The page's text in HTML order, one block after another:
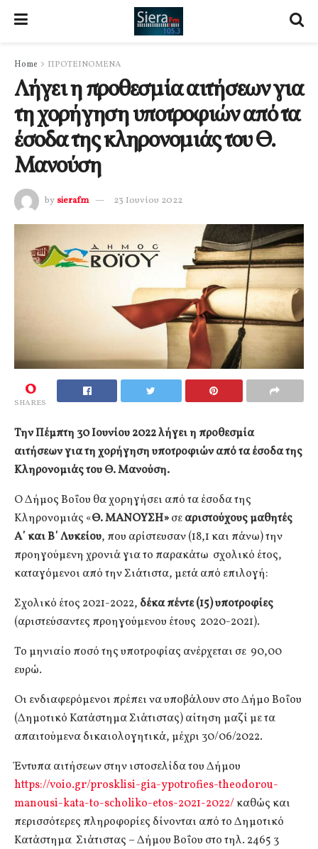
Home ΠΡΟΤΕΙΝΟΜΕΝΑ
Λήγει η προθεσμία αιτήσεων για
τη χορήγηση υποτροφιών από τα
έσοδα της κληρονομιάς του Θ.
Μανούση
by sierafm 23 Ιουνίου 2022
0
SHARES
Την Πέμπτη 30 Ιουνίου 2022 λήγει η προθεσμία
αιτήσεων για τη χορήγηση υποτροφιών από τα έσοδα της
Κληρονομιάς του Θ. Μανούση.
Ο Δήμος Βοΐου θα χορηγήσει από τα έσοδα της
Κληρονομιάς «Θ. ΜΑΝΟΥΣΗ»σεαριστούχους μαθητές
Α΄ και Β΄ Λυκείου, που αρίστευσαν (18,1 και πάνω) την
προηγούμενη χρονιά για το παρακάτω σχολικό έτος,
καταγόμενοι από την Σιάτιστα, μετά από επιλογή:
Σχολικό έτος 2021-2022, δέκα πέντε (15) υποτροφίες
(αριστεύσαντες προηγούμενου έτους 2020-2021).
Το μηνιαίο ποσό της υποτροφίας ανέρχεται σε 90,00
ευρώ.
Οι ενδιαφερόμενοι πρέπει να υποβάλουν στο Δήμο Βοΐου
(Δημοτικό Κατάστημα Σιάτιστας) αίτηση μαζί με τα
απαιτούμενα δικαιολογητικά, μέχρι 30/06/2022.
Έντυπα αιτήσεων στην ιστοσελίδα του Δήμου
https://voio.gr/prosklisi-gia-ypotrofies-theodorou-
manousi-kata-to-scholiko-etos-2021-2022/καθώς και
περισσότερες πληροφορίες δίνονται από το Δημοτικό
Κατάστημα Σιάτιστας – Δήμου Βοΐου στο τηλ. 2465 3